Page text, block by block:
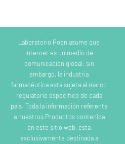
Laboratorio Poen asume que
Internet es un medio de
comunicación global; sin
embargo, la industria
farmacéutica está sujeta al marco
regulatorio específico de cada
país. Toda la información referente
a nuestros Productos contenida
en este sitio web, esta
exclusivamente destinada a